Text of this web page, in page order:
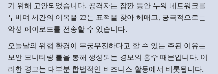
기 위해 고안되었습니다. 공격자는 잠깐 동안 누워 네트워크를
누비며 세간의 이목을 끄는 표적을 찾아 헤매고, 궁극적으로는
악성 페이로드를 전송할 수 있습니다.
오늘날의 위협 환경이 무궁무진하다고 할 수 있는 주된 이유는
보안 모니터링 툴을 통해 생성되는 경보의 홍수 때문입니다. 이
러한 경고는 대부분 합법적인 비즈니스 활동에서 비롯됩니다.